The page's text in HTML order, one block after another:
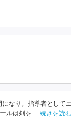
なり。指導者として
ルは剣を
…続きを読む